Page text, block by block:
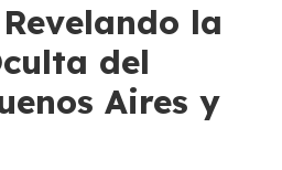
la
del
Aires y